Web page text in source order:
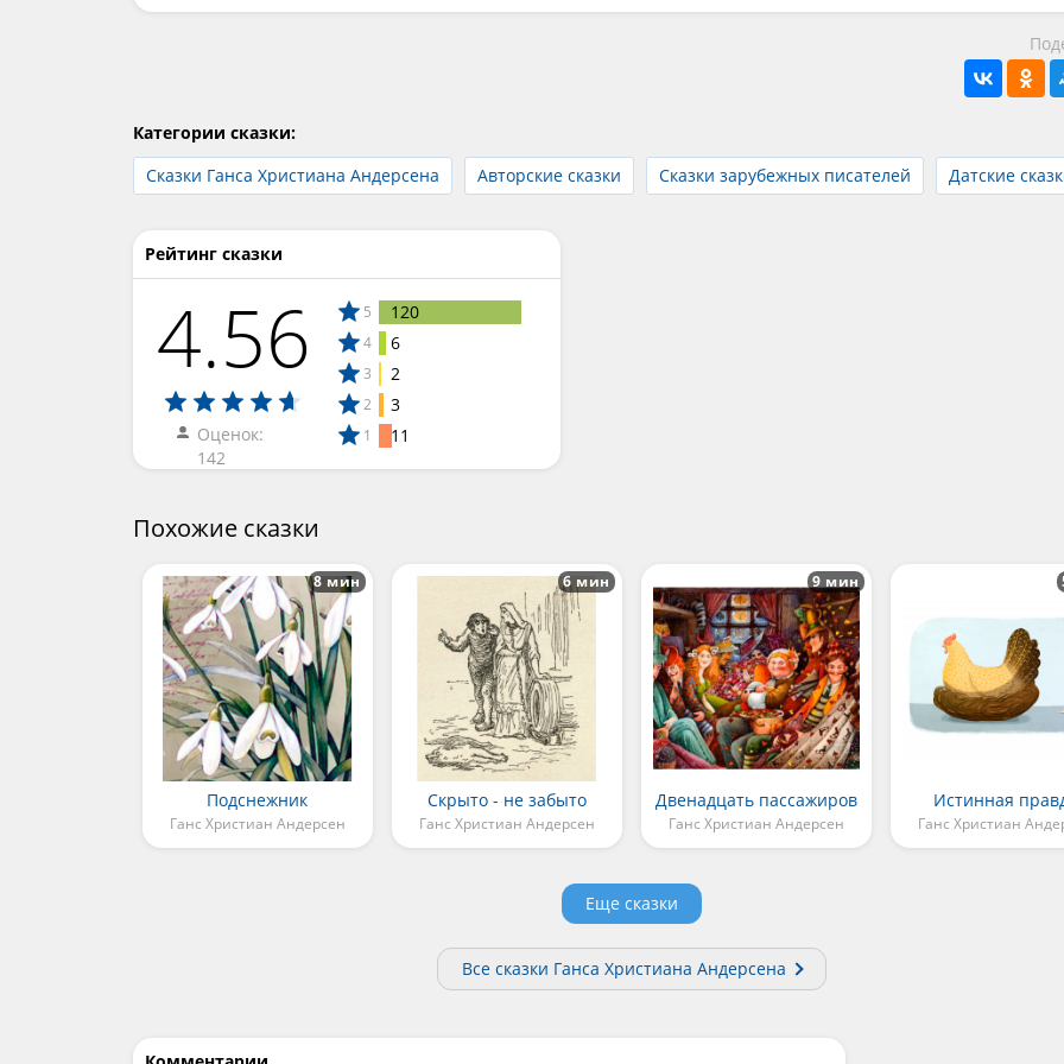
Категории сказки:
Сказки Ганса Христиана Андерсена
Авторские сказки Сказки зарубежных писателей Датские
Рейтинг сказки
4.56
Оценок:
142
5 120
4 6
3 2
2 3
1 11
Похожие сказки
Подснежник
Ганс Христиан Андерсен
8 мин
Скрыто - не забыто
Ганс Христиан Андерсен
6 мин
Двенадцать пассажиров
Ганс Христиан Андерсен
9 мин
Истинная
Ганс Христиан
Еще сказки
Все сказки Ганса Христиана Андерсена